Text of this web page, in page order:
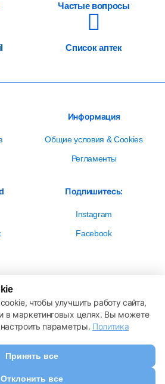
Частые вопросы
Список аптек
Информация
Общие условия & Cookies
Регламенты
Подпишитесь:
Instagram
Facebook
© 2013 – 2026 Farmacie.md
наше приложение
cookie
использования cookie
чтобы улучшить работу сайта,
в маркетинговых целях. Вы можете
настроить параметры. Политика
Принять все
Отклонить все